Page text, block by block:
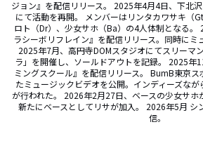
ジョン』を配信リリース。 2025年4月4日、下北
にて活動を再開。 メンバーはリンタカワサキ（
ロト（Dr）、少女サホ（Ba）の4人体制となる
ラシーボリフレイン』を配信リリース。同時にミ
2025年7月、高円寺DOMスタジオにてスリーマ
ラ」を開催し、ソールドアウトを記録。 2025年
ミングスクール』を配信リリース。 BumB東京
たミュージックビデオを公開。インディーズな
が行われた。 2026年2月27日、ベースの少女サホ
新たにベースとしてリサが加入。 2026年5月 シ
信。